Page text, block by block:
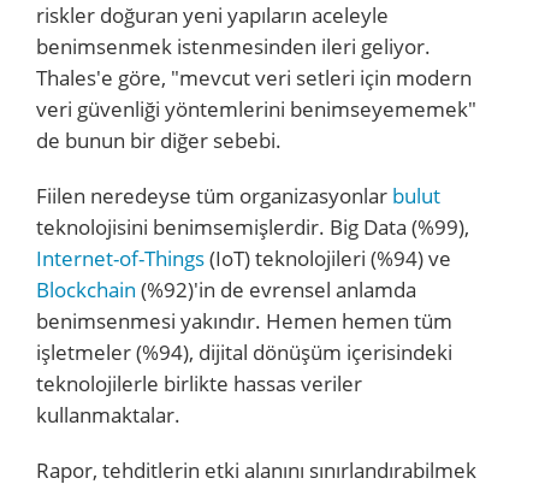
riskler doğuran yeni yapıların aceleyle
benimsenmek istenmesinden ileri geliyor.
Thales'e göre, "mevcut veri setleri için modern
veri güvenliği yöntemlerini benimseyememek"
de bunun bir diğer sebebi.
Fiilen neredeyse tüm organizasyonlar bulut
teknolojisini benimsemişlerdir. Big Data (%99),
Internet-of-Things(IoT) teknolojileri (%94) ve
Blockchain (%92)'in de evrensel anlamda
benimsenmesi yakındır. Hemen hemen tüm
işletmeler (%94), dijital dönüşüm içerisindeki
teknolojilerle birlikte hassas veriler
kullanmaktalar.
Rapor, tehditlerin etki alanını sınırlandırabilmek